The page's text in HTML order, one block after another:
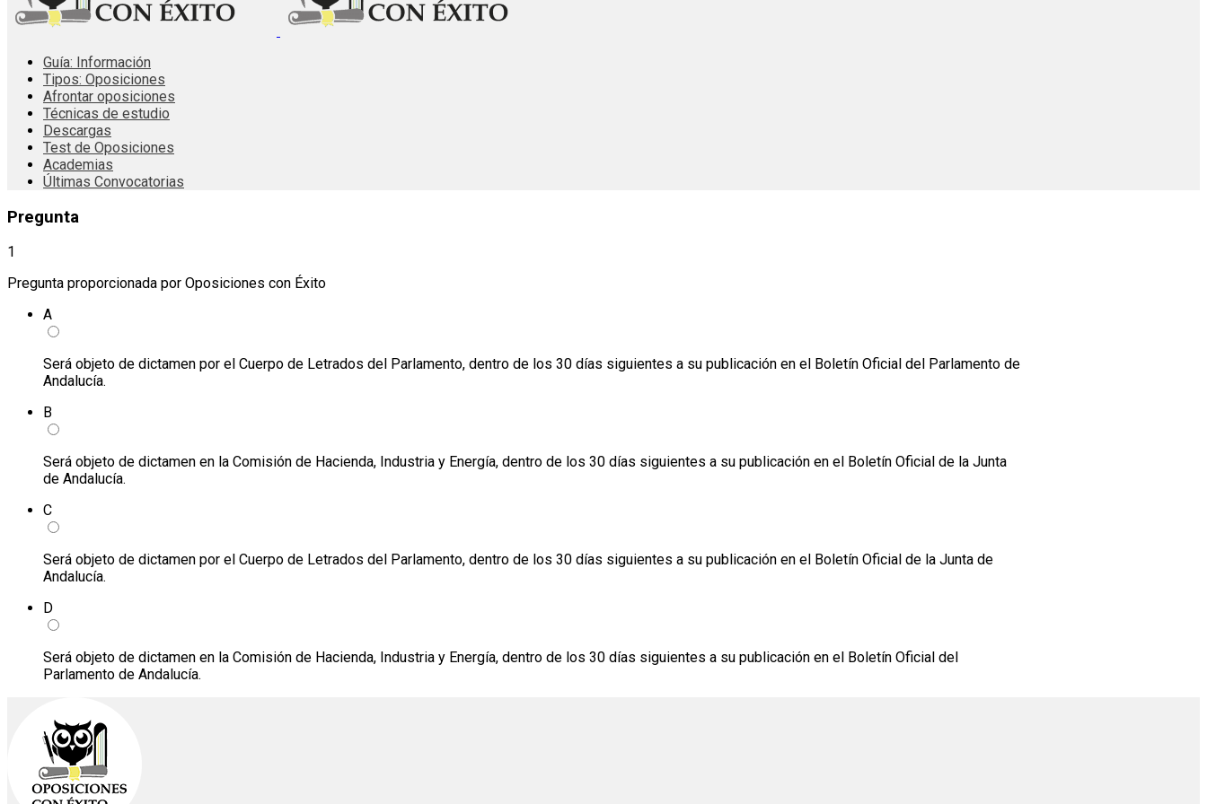
Guía: Información
Tipos: Oposiciones
Afrontar oposiciones
Técnicas de estudio
Descargas
Test de Oposiciones
Academias
Últimas Convocatorias
Pregunta
1
Pregunta proporcionada por Oposiciones con Éxito
A
Será objeto de dictamen por el Cuerpo de Letrados del Parlamento, dentro de los 30 días siguientes a su publicación en el Boletín Oficial del Parlamento de
Andalucía.
B
Será objeto de dictamen en la Comisión de Hacienda, Industria y Energía, dentro de los 30 días siguientes a su publicación en el Boletín Oficial de la Junta
de Andalucía.
C
Será objeto de dictamen por el Cuerpo de Letrados del Parlamento, dentro de los 30 días siguientes a su publicación en el Boletín Oficial de la Junta de
Andalucía.
D
Será objeto de dictamen en la Comisión de Hacienda, Industria y Energía, dentro de los 30 días siguientes a su publicación en el Boletín Oficial del
Parlamento de Andalucía.